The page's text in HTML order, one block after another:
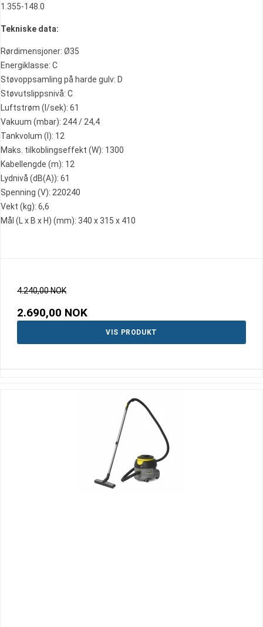
1.355-148.0
Tekniske data:
Rørdimensjoner: Ø35
Energiklasse: C
Støvoppsamling på harde gulv: D
Støvutslippsnivå: C
Luftstrøm (l/sek): 61
Vakuum (mbar): 244 / 24,4
Tankvolum (l): 12
Maks. tilkoblingseffekt (W): 1300
Kabellengde (m): 12
Lydnivå (dB(A)): 61
Spenning (V): 220240
Vekt (kg): 6,6
Mål (L x B x H) (mm): 340 x 315 x 410
4.240,00 NOK
2.690,00 NOK
VIS PRODUKT